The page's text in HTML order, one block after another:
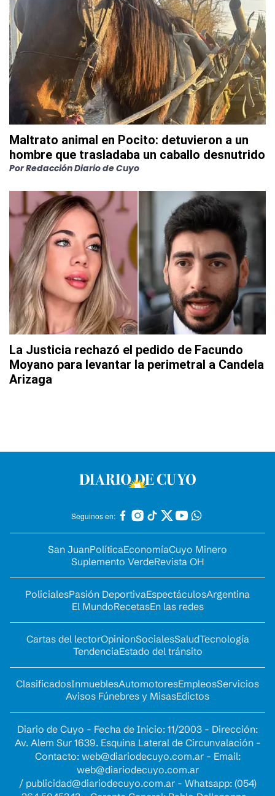
Maltrato animal en Pocito: detuvieron a un
hombre que trasladaba un caballo desnutrido
PorRedacción Diario de Cuyo
La Justicia rechazó el pedido de Facundo
Moyano para levantar la perimetral a Candela
Arizaga
Seguinos en:
San JuanPolíticaEconomíaCuyo Minero
Suplemento VerdeRevista OH
PolicialesPasión DeportivaEspectáculosArgentina
El MundoRecetasEn las redes
Cartas del lectorOpinionSocialesSaludTecnología
TendenciaEstado del tránsito
ClasificadosInmueblesAutomotoresEmpleosServicios
Avisos Fúnebres y MisasEdictos
Diario de Cuyo - Fecha de Inicio: 11/2003 - Dirección:
Av. Alem Sur 1639. Esquina Lateral de Circunvalación -
Contacto: web@diariodecuyo.com.ar- Email:
web@diariodecuyo.com.ar
/ publicidad@diariodecuyo.com.ar- Whatsapp: (054)